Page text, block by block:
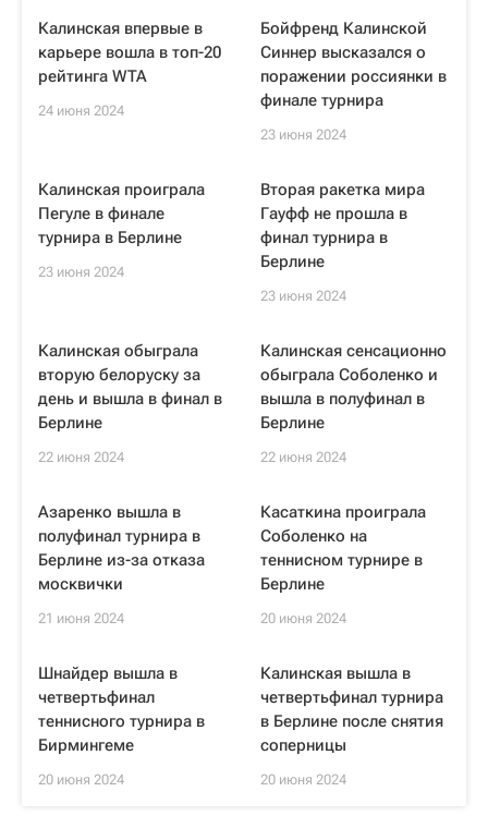
Калинская впервые в
карьере вошла в топ-20
рейтинга WTA
24 июня 2024
Бойфренд Калинской
Синнер высказался о
поражении россиянки в
финале турнира
23 июня 2024
Калинская проиграла
Пегуле в финале
турнира в Берлине
23 июня 2024
Вторая ракетка мира
Гауфф не прошла в
финал турнира в
Берлине
23 июня 2024
Калинская обыграла
вторую белоруску за
день и вышла в финал в
Берлине
22 июня 2024
Калинская сенсационно
обыграла Соболенко и
вышла в полуфинал в
Берлине
22 июня 2024
Азаренко вышла в
полуфинал турнира в
Берлине из-за отказа
москвички
21 июня 2024
Касаткина проиграла
Соболенко на
теннисном турнире в
Берлине
20 июня 2024
Шнайдер вышла в
четвертьфинал
теннисного турнира в
Бирмингеме
20 июня 2024
Калинская вышла в
четвертьфинал турнира
в Берлине после снятия
соперницы
20 июня 2024